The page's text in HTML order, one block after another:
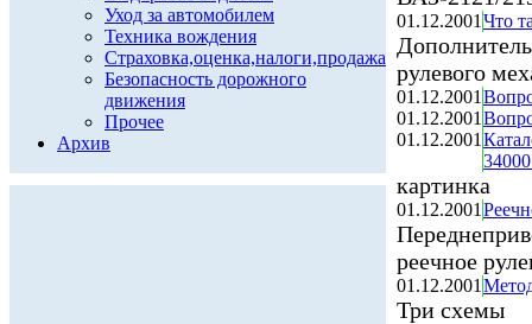
Уход за автомобилем
Техника вождения
Страховка,оценка,налоги,продажа
Безопасность дорожного
движения
Прочее
Архив
01.12.2001 Что
рулевого
01.12.2001
01.12.2001
01.12.2001
картинка
01.12.2001
реечное
01.12.2001
Три схемы